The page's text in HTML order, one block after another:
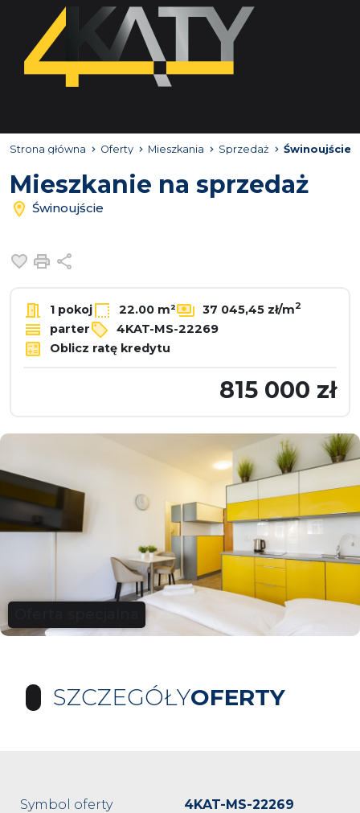
Strona główna Oferty Mieszkania Sprzedaż Świnoujście
Mieszkanie na sprzedaż
Świnoujście
Dodaj do ulubionych
Drukuj
1 pokoj 22.00 m² 37 045,45 zł/m2
parter
4KAT-MS-22269
Oblicz ratę kredytu
815 000 zł
SZCZEGÓŁYOFERTY
Symbol oferty
4KAT-MS-22269